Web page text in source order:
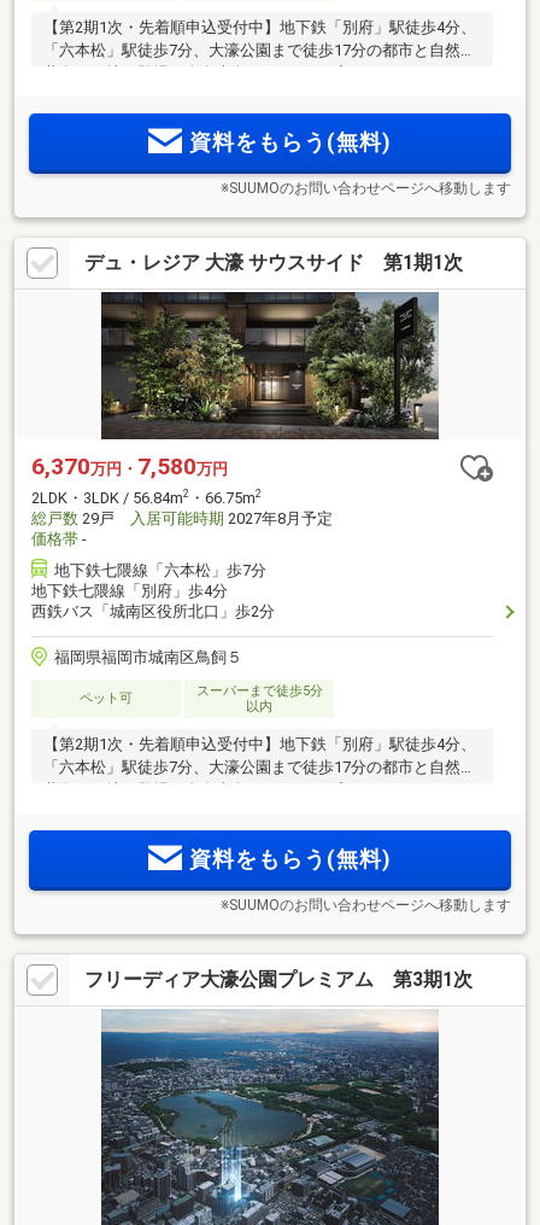
【第2期1次・先着順申込受付中】地下鉄「別府」駅徒歩4分、
「六本松」駅徒歩7分、大濠公園まで徒歩17分の都市と自然が
備。駐車場は全て平置き、シャッターゲート完備。来場予約
資料をもらう(無料)
※SUUMOのお問い合わせページへ移動します
デュ・レジア 大濠 サウスサイド 第1期1次
6,370万円・ 7,580万円
2LDK・3LDK / 56.84m2 ・66.75m2
総戸数 29戸 入居可能時期 2027年8月予定
価格帯 -
地下鉄七隈線「六本松」歩7分
地下鉄七隈線「別府」歩4分
西鉄バス「城南区役所北口」歩2分
福岡県福岡市城南区鳥飼５
ペット可
スーパーまで徒歩5分
以内
【第2期1次・先着順申込受付中】地下鉄「別府」駅徒歩4分、
「六本松」駅徒歩7分、大濠公園まで徒歩17分の都市と自然が
備。駐車場は全て平置き、シャッターゲート完備。来場予約
資料をもらう(無料)
※SUUMOのお問い合わせページへ移動します
フリーディア大濠公園プレミアム 第3期1次